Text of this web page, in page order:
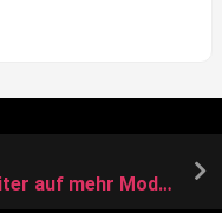
Dell Concept Luna 2023 zielt weiter auf mehr Modularität ab, Laptops mit wartbaren Displays kommen 2024